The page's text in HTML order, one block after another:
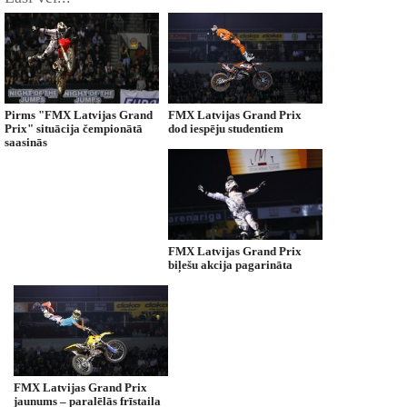
Pirms "FMX Latvijas Grand
Prix" situācija čempionātā
saasinās
FMX Latvijas Grand Prix
dod iespēju studentiem
FMX Latvijas Grand Prix
biļešu akcija pagarināta
FMX Latvijas Grand Prix
jaunums – paralēlās frīstaila